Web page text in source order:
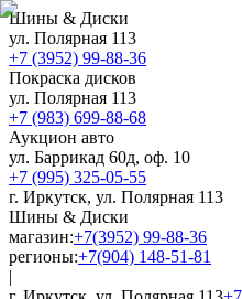
Шины & Диски
ул. Полярная 113
+7 (3952) 99-88-36
Покраска дисков
ул. Полярная 113
+7 (983) 699-88-68
Аукцион авто
ул. Баррикад 60д, оф. 10
+7 (995) 325-05-55
г. Иркутск, ул. Полярная 113
Шины & Диски
магазин:+7(3952) 99-88-36
регионы:+7(904) 148-51-81
|